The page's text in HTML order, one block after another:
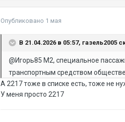
Опубликовано 1 мая
В 21.04.2026 в 05:57, газель2005
@Игорь85 M2, специальное
транспортным средством
А 2217 тоже в списке есть, тоже не
У меня просто 2217